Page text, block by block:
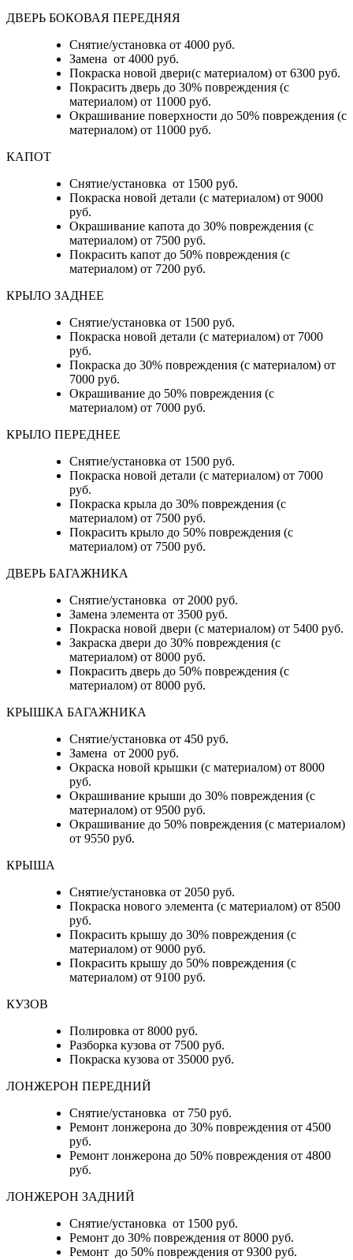
ДВЕРЬ БОКОВАЯ ПЕРЕДНЯЯ
Снятие/установка от 4000 руб.
Замена от 4000 руб.
Покраска новой двери(с материалом) от 6300 руб.
Покрасить дверь до 30% повреждения (с
материалом) от 11000 руб.
Окрашивание поверхности до 50% повреждения (с
материалом) от 11000 руб.
КАПОТ
Снятие/установка от 1500 руб.
Покраска новой детали (с материалом) от 9000
руб.
Окрашивание капота до 30% повреждения (с
материалом) от 7500 руб.
Покрасить капот до 50% повреждения (с
материалом) от 7200 руб.
КРЫЛО ЗАДНЕЕ
Снятие/установка от 1500 руб.
Покраска новой детали (с материалом) от 7000
руб.
Покраска до 30% повреждения (с материалом) от
7000 руб.
Окрашивание до 50% повреждения (с
материалом) от 7000 руб.
КРЫЛО ПЕРЕДНЕЕ
Снятие/установка от 1500 руб.
Покраска новой детали (с материалом) от 7000
руб.
Покраска крыла до 30% повреждения (с
материалом) от 7500 руб.
Покрасить крыло до 50% повреждения (с
материалом) от 7500 руб.
ДВЕРЬ БАГАЖНИКА
Снятие/установка от 2000 руб.
Замена элемента от 3500 руб.
Покраска новой двери (с материалом) от 5400 руб.
Закраска двери до 30% повреждения (с
материалом) от 8000 руб.
Покрасить дверь до 50% повреждения (с
материалом) от 8000 руб.
КРЫШКА БАГАЖНИКА
Снятие/установка от 450 руб.
Замена от 2000 руб.
Окраска новой крышки (с материалом) от 8000
руб.
Окрашивание крыши до 30% повреждения (с
материалом) от 9500 руб.
Окрашивание до 50% повреждения (с материалом)
от 9550 руб.
КРЫША
Снятие/установка от 2050 руб.
Покраска нового элемента (с материалом) от 8500
руб.
Покрасить крышу до 30% повреждения (с
материалом) от 9000 руб.
Покрасить крышу до 50% повреждения (с
материалом) от 9100 руб.
КУЗОВ
Полировка от 8000 руб.
Разборка кузова от 7500 руб.
Покраска кузова от 35000 руб.
ЛОНЖЕРОН ПЕРЕДНИЙ
Снятие/установка от 750 руб.
Ремонт лонжерона до 30% повреждения от 4500
руб.
Ремонт лонжерона до 50% повреждения от 4800
руб.
ЛОНЖЕРОН ЗАДНИЙ
Снятие/установка от 1500 руб.
Ремонт до 30% повреждения от 8000 руб.
Ремонт до 50% повреждения от 9300 руб.